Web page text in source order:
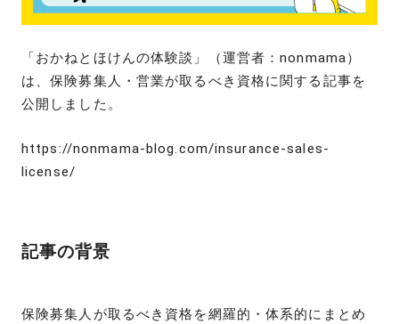
「おかねとほけんの体験談」（運営者：nonmama）
は、保険募集人・営業が取るべき資格に関する記事を
公開しました。
https://nonmama-blog.com/insurance-sales-
license/
記事の背景
保険募集人が取るべき資格を網羅的・体系的にまとめ